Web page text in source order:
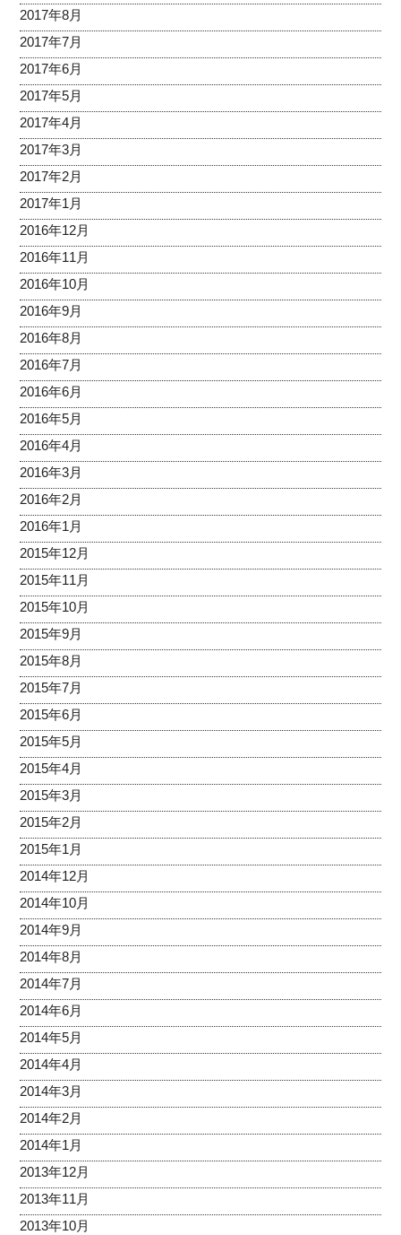
2017年8月
2017年7月
2017年6月
2017年5月
2017年4月
2017年3月
2017年2月
2017年1月
2016年12月
2016年11月
2016年10月
2016年9月
2016年8月
2016年7月
2016年6月
2016年5月
2016年4月
2016年3月
2016年2月
2016年1月
2015年12月
2015年11月
2015年10月
2015年9月
2015年8月
2015年7月
2015年6月
2015年5月
2015年4月
2015年3月
2015年2月
2015年1月
2014年12月
2014年10月
2014年9月
2014年8月
2014年7月
2014年6月
2014年5月
2014年4月
2014年3月
2014年2月
2014年1月
2013年12月
2013年11月
2013年10月